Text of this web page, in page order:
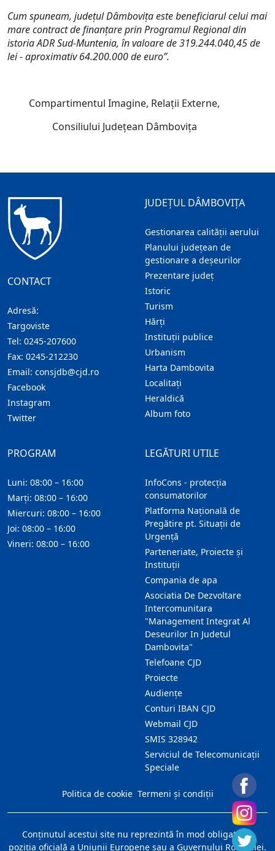
Cum spuneam, județul Dâmbovița este beneficiarul celui mai
mare contract de finanțare prin Programul Regional din
istoria ADR Sud-Muntenia, în valoare de 319.244.040,45 de
lei - aproximativ 64.200.000 de euro”.
Compartimentul Imagine, Relații Externe,
Consiliului Județean Dâmbovița
CONTACT
Adresă:
Targoviste
Tel: 0245-207600
Fax: 0245-212230
Email: consjdb@cjd.ro
Facebook
Instagram
Twitter
JUDEȚUL DÂMBOVIȚA
Gestionarea calității aerului
Planului județean de
gestionare a deșeurilor
Prezentare judeţ
Istoric
Turism
Hărţi
Instituţii publice
Urbanism
Harta Dambovita
Localitaţi
Heraldică
Album foto
LEGĂTURI UTILE
InfoCons - protecția
consumatorilor
Platforma Națională de
Pregătire pt. Situații de
Urgență
Parteneriate, Proiecte și
Instituții
Compania de apa
Asociatia De Dezvoltare
Intercomunitara
"Management Integrat Al
Deseurilor In Judetul
Dambovita"
Telefoane CJD
Proiecte
Audienţe
Conturi IBAN CJD
Webmail CJD
SMIS 328942
Serviciul de Telecomunicații
Speciale
PROGRAM
Luni: 08:00 – 16:00
Marți: 08:00 – 16:00
Miercuri: 08:00 – 16:00
Joi: 08:00 – 16:00
Vineri: 08:00 – 16:00
Politica de cookie Termeni și condiții
Conţinutul acestui site nu reprezintă în mod obligatoriu
poziţia oficială a Uniunii Europene sau a Guvernului României.